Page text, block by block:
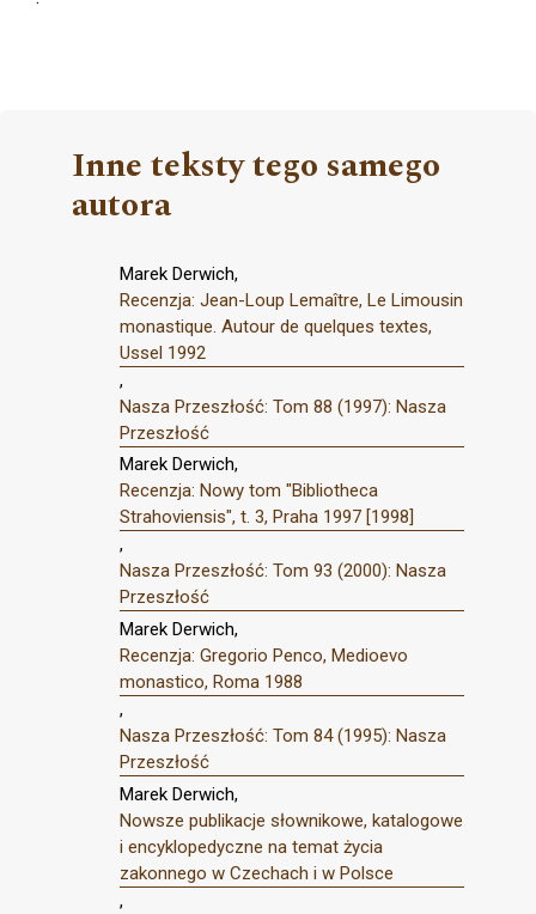
Inne teksty tego samego
autora
Marek Derwich,
Recenzja: Jean-Loup Lemaître, Le Limousin
monastique. Autour de quelques textes,
Ussel 1992
,
Nasza Przeszłość: Tom 88 (1997): Nasza
Przeszłość
Marek Derwich,
Recenzja: Nowy tom "Bibliotheca
Strahoviensis", t. 3, Praha 1997 [1998]
,
Nasza Przeszłość: Tom 93 (2000): Nasza
Przeszłość
Marek Derwich,
Recenzja: Gregorio Penco, Medioevo
monastico, Roma 1988
,
Nasza Przeszłość: Tom 84 (1995): Nasza
Przeszłość
Marek Derwich,
Nowsze publikacje słownikowe, katalogowe
i encyklopedyczne na temat życia
zakonnego w Czechach i w Polsce
,